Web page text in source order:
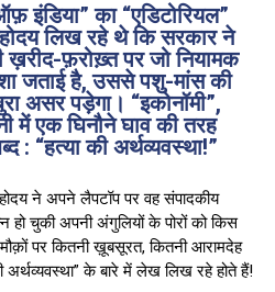
इंडिया” का “एडिटोरियल”
लिख रहे थे कि सरकार ने
फ़रोख़्त पर जो नियामक
जताई है, उससे पशु-मांस की
असर पड़ेगा। “इकोनॉमी”,
में एक घिनौने घाव की तरह
: “हत्या की अर्थव्यवस्था!”
ने अपने लैपटॉप पर वह संपादकीय
चुकी अपनी अंगुलियों के पोरों को किस
पर कितनी ख़ूबसूरत, कितनी आरामदेह
के बारे में लेख लिख रहे होते हैं!